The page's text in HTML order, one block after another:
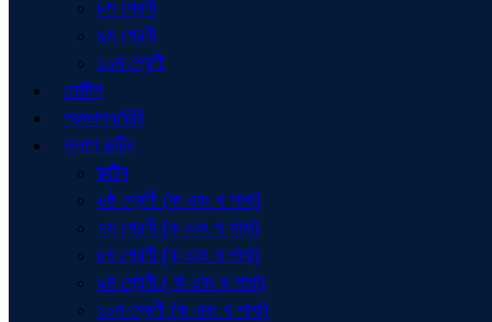
৮ম শ্রেণী
৯ম শ্রেণী
১০ম শ্রেণী
নোটিশ
প্রজ্ঞাপন/চিঠি
ক্লাশ রুটিন
রুটিন
৬ষ্ঠ শ্রেণী (ক এবং খ শাখা)
৭ম শ্রেণী (ক এবং খ শাখা)
৮ম শ্রেণী (ক এবং খ শাখা)
৯ম শ্রেণী ( ক এবং খ শাখা)
১০ম শ্রেণী (ক এবং খ শাখা)